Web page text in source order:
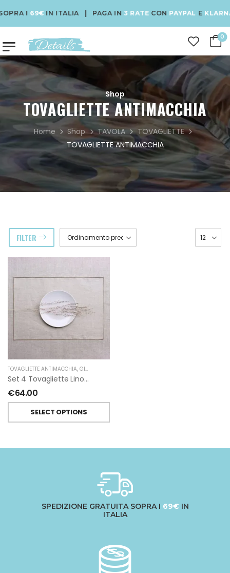
I69€IN ITALIA | PAGA IN 3 RATECONPAYPALEKLARNA|
0
Shop
TOVAGLIETTE ANTIMACCHIA
Home Shop TAVOLA
TOVAGLIETTE
TOVAGLIETTE ANTIMACCHIA
FILTER
TOVAGLIETTE ANTIMACCHIA, GIARDINO SEGRETO
Set 4 Tovagliette Lino Antimacchia Resinato Giardino Segreto
€64.00
SELECT OPTIONS
SPEDIZIONE GRATUITA SOPRA I 69€ IN
ITALIA